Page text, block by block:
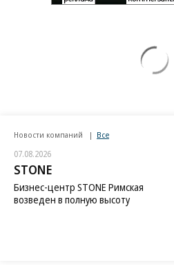
Новости компаний Все
07.08.2026
STONE
Бизнес-центр STONE Римская
возведен в полную высоту